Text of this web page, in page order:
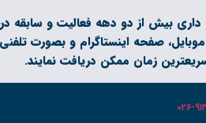
رسمی بیش از 120 برند لوازم خانگی مطرح در کشور و
صفحه اینستاگرام و بصورت
زمان ممکن دریافت نمایند.